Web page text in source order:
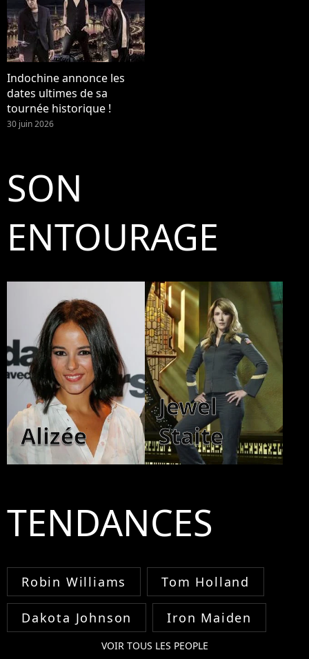
Indochine annonce les
dates ultimes de sa
tournée historique !
30 juin 2026
SON
ENTOURAGE
Alizée
Jewel
Staite
TENDANCES
Robin Williams Tom Holland
Dakota Johnson Iron Maiden
VOIR TOUS LES PEOPLE